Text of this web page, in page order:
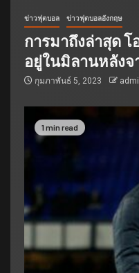
ข่าวฟุตบอล ข่าวฟุตบอลอังกฤษ
การมาถึงล่าสุด
อยู่ในมิลานหลัง
กุมภาพันธ์ 5, 2023
1 min read